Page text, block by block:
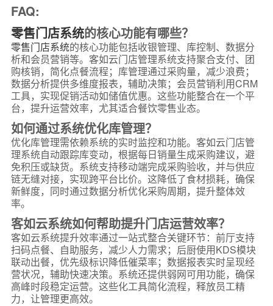
FAQ:
零售门店系统的核心功能有哪些？
零售门店系统的核心功能包括收银管理、库控制、数据分
析和会员营销等。客如云门店管理系统支持聚合支付、团
购核销，简化点餐流程；库管理通过采购量，减少浪费；
数据分析提供多维度报表，辅助决策；会员营销利用CRM
工具，实现促销活动如储值优惠。这些功能整合在一个平
台，提升运营效率，尤其适合餐饮零售业态。
如何通过系统优化库管理？
优化库管理需依赖系统的实时监控和功能。客如云门店管
理系统自动跟踪库变动，根据每日销量生成采购建议，避
免积压或缺货。系统支持移动端完成采购验收，并与供应
链无缝对接，实现跨平台比价。这降低了食材损耗，确保
新鲜度，同时通过数据分析优化采购周期，提升整体效
率。
客如云系统如何帮助提升门店运营效率？
客如云系统提升效率通过一站式整合关键环节：前厅支持
扫码点餐、自助服务，减少人力需求；后厨使用KDS模块
联动出餐，优先级标识降低催菜率；数据报表实时呈现经
营状况，辅助快速决策。系统还提供弱网可用功能，确保
高峰时段稳定运营。这些化工具简化流程，释放员工精
力，让管理更高效。